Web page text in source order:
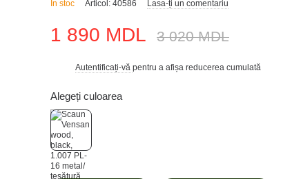
În stoc Articol: 40586 Lasa-ți un comentariu
1 890 MDL 3 020 MDL
Autentificați-vă pentru a afișa reducerea cumulată
Alegeți culoarea